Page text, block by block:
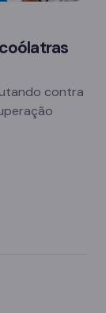
contra